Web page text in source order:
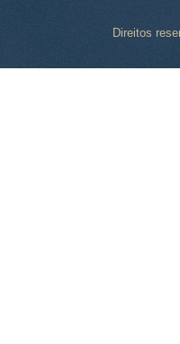
Direitos